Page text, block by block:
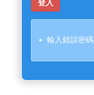
輸入錯誤密